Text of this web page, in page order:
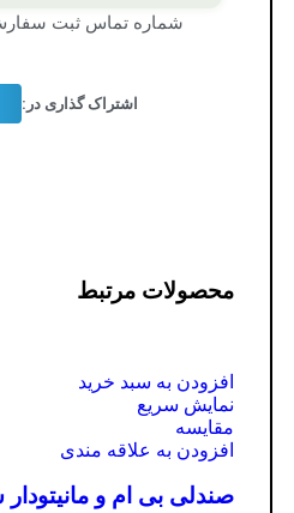
شماره تماس ثبت
اشتراک گذاری در:
محصولات مرتبط
افزودن به سبد خرید
نمایش سریع
مقايسه
افزودن به علاقه مندی
صندلی بی ام و